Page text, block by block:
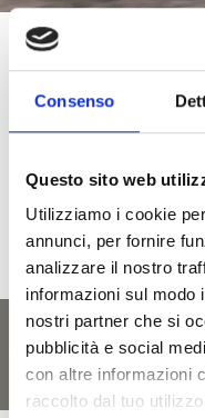
Consenso
Questo sito web
Utilizziamo i cookie
annunci, per fornire
analizzare il nostro
informazioni sul modo
nostri partner che si
pubblicità e social
con altre informazioni
raccolto dal tuo
Saluti
TORNA ALLA